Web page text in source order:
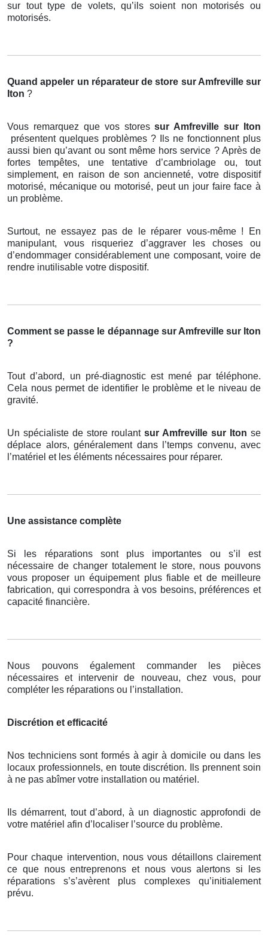
sur tout type de volets, qu’ils soient non motorisés ou
motorisés.
Quand appeler un réparateur de store sur Amfreville sur
Iton ?
Vous remarquez que vos storessur Amfreville sur Iton
présentent quelques problèmes ? Ils ne fonctionnent plus
aussi bien qu’avant ou sont même hors service ? Après de
fortes tempêtes, une tentative d’cambriolage ou, tout
simplement, en raison de son ancienneté, votre dispositif
motorisé, mécanique ou motorisé, peut un jour faire face à
un problème.
Surtout, ne essayez pas de le réparer vous-même ! En
manipulant, vous risqueriez d’aggraver les choses ou
d’endommager considérablement une composant, voire de
rendre inutilisable votre dispositif.
Comment se passe le dépannage sur Amfreville sur Iton
?
Tout d’abord, un pré-diagnostic est mené par téléphone.
Cela nous permet de identifier le problème et le niveau de
gravité.
Un spécialiste de store roulant sur Amfreville sur Iton se
déplace alors, généralement dans l’temps convenu, avec
l’matériel et les éléments nécessaires pour réparer.
Une assistance complète
Si les réparations sont plus importantes ou s’il est
nécessaire de changer totalement le store, nous pouvons
vous proposer un équipement plus fiable et de meilleure
fabrication, qui correspondra à vos besoins, préférences et
capacité financière.
Nous pouvons également commander les pièces
nécessaires et intervenir de nouveau, chez vous, pour
compléter les réparations ou l’installation.
Discrétion et efficacité
Nos techniciens sont formés à agir à domicile ou dans les
locaux professionnels, en toute discrétion. Ils prennent soin
à ne pas abîmer votre installation ou matériel.
Ils démarrent, tout d’abord, à un diagnostic approfondi de
votre matériel afin d’localiser l’source du problème.
Pour chaque intervention, nous vous détaillons clairement
ce que nous entreprenons et nous vous alertons si les
réparations s’s’avèrent plus complexes qu’initialement
prévu.